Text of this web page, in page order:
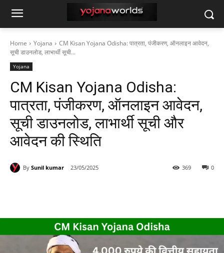
Home Yojana
CM Kisan Yojana Odisha: पात्रता, पंजीकरण, ऑनलाइन आवेदन,
सूची डाउनलोड, लाभार्थी सूची...
Yojana
CM Kisan Yojana Odisha:
पात्रता, पंजीकरण, ऑनलाइन आवेदन,
सूची डाउनलोड, लाभार्थी सूची और
आवेदन की स्थिति
By Sunil kumar 23/05/2025 0
369